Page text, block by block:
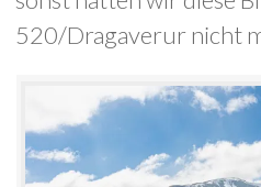
520/Dragaverur nicht